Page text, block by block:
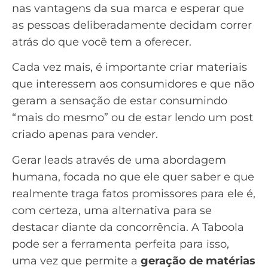
nas vantagens da sua marca e esperar que
as pessoas deliberadamente decidam correr
atrás do que você tem a oferecer.
Cada vez mais, é importante criar materiais
que interessem aos consumidores e que não
geram a sensação de estar consumindo
“mais do mesmo” ou de estar lendo um post
criado apenas para vender.
Gerar leads através de uma abordagem
humana, focada no que ele quer saber e que
realmente traga fatos promissores para ele é,
com certeza, uma alternativa para se
destacar diante da concorrência. A Taboola
pode ser a ferramenta perfeita para isso,
uma vez que permite a geração de matérias